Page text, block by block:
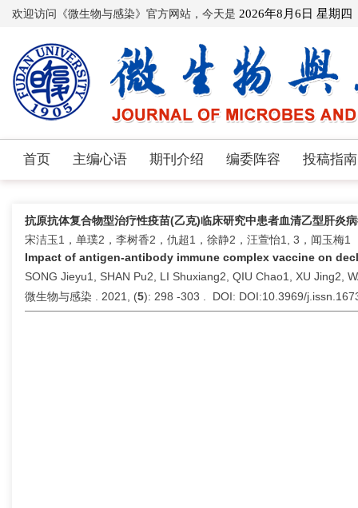
欢迎访问《微生物与感染》官方网站，今天是 2026年8月6日 星期四
首页 主编心语 期刊介绍 编委阵容 投稿指南
抗原抗体复合物型治疗性疫苗(乙克)临床研究中患者血清乙型肝炎
宋洁玉1，单璞2，李树香2，仇超1，徐静2，汪萱怡1, 3，闻玉梅1
Impact of antigen-antibody immune complex vaccine on
SONG Jieyu1, SHAN Pu2, LI Shuxiang2, QIU Chao1, XU Jing2,
微生物与感染 . 2021, (5): 298 -303 . DOI: DOI:10.3969/